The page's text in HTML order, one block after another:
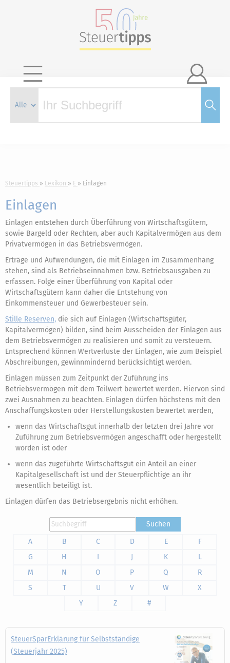

Steuertipps Lexikon E Einlagen
Einlagen
Einlagen entstehen durch Überführung von Wirtschaftsgütern,
sowie Bargeld oder Rechten, aber auch Kapitalvermögen aus dem
Privatvermögen in das Betriebsvermögen.
Erträge und Aufwendungen, die mit Einlagen im Zusammenhang
stehen, sind als Betriebseinnahmen bzw. Betriebsausgaben zu
erfassen. Folge einer Überführung von Kapital oder
Wirtschaftsgütern kann daher die Entstehung von
Einkommensteuer und Gewerbesteuer sein.
Stille Reserven, die sich auf Einlagen (Wirtschaftsgüter,
Kapitalvermögen) bilden, sind beim Ausscheiden der Einlagen aus
dem Betriebsvermögen zu realisieren und somit zu versteuern.
Entsprechend können Wertverluste der Einlagen, wie zum Beispiel
Abschreibungen, gewinnmindernd berücksichtigt werden.
Einlagen müssen zum Zeitpunkt der Zuführung ins
Betriebsvermögen mit dem Teilwert bewertet werden. Hiervon sind
zwei Ausnahmen zu beachten. Einlagen dürfen höchstens mit den
Anschaffungskosten oder Herstellungskosten bewertet werden,
wenn das Wirtschaftsgut innerhalb der letzten drei Jahre vor
Zuführung zum Betriebsvermögen angeschafft oder hergestellt
worden ist oder
wenn das zugeführte Wirtschaftsgut ein Anteil an einer
Kapitalgesellschaft ist und der Steuerpflichtige an ihr
wesentlich beteiligt ist.
Einlagen dürfen das Betriebsergebnis nicht erhöhen.
Suchen
A
B C D E
F
G
H I J K
L
M
N O P Q
R
S
T U V W
X
Y
Z #
SteuerSparErklärung für Selbstständige
(Steuerjahr 2025)